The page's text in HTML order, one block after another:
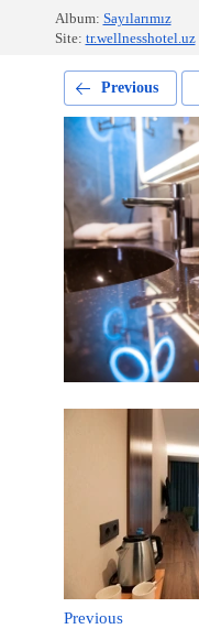
Album: Sayılarımız
Site: tr.wellnesshotel.uz
Previous
Previous